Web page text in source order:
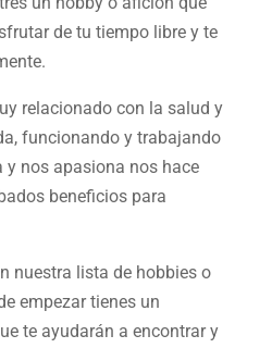
de tu tiempo libre y te
relacionado con la salud y
funcionando y trabajando
y nos apasiona nos hace
beneficios para
nuestra lista de hobbieso
empezar tienes un
te ayudarán a encontrar y